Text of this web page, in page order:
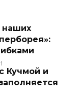
наших
Кучмой и